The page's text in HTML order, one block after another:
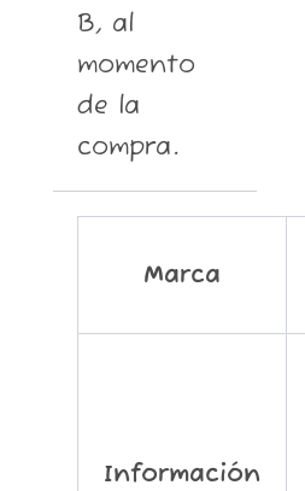
B, al
momento
de la
compra.
Marca
Información